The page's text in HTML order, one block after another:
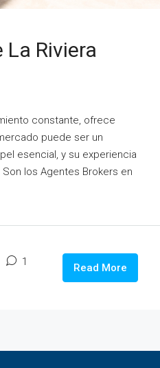
La Riviera
constante, ofrece
puede ser un
esencial, y su experiencia
los Agentes Brokers en
1 Read More